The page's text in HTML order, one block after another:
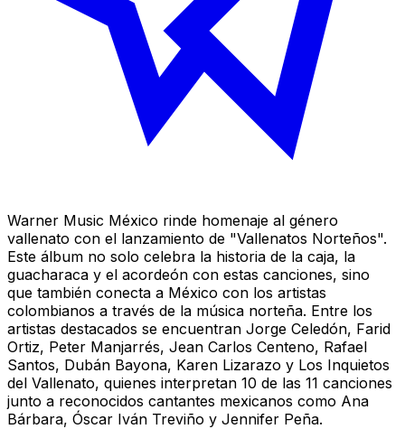
Warner Music México rinde homenaje al género
vallenato con el lanzamiento de "Vallenatos Norteños".
Este álbum no solo celebra la historia de la caja, la
guacharaca y el acordeón con estas canciones, sino
que también conecta a México con los artistas
colombianos a través de la música norteña. Entre los
artistas destacados se encuentran Jorge Celedón, Farid
Ortiz, Peter Manjarrés, Jean Carlos Centeno, Rafael
Santos, Dubán Bayona, Karen Lizarazo y Los Inquietos
del Vallenato, quienes interpretan 10 de las 11 canciones
junto a reconocidos cantantes mexicanos como Ana
Bárbara, Óscar Iván Treviño y Jennifer Peña.